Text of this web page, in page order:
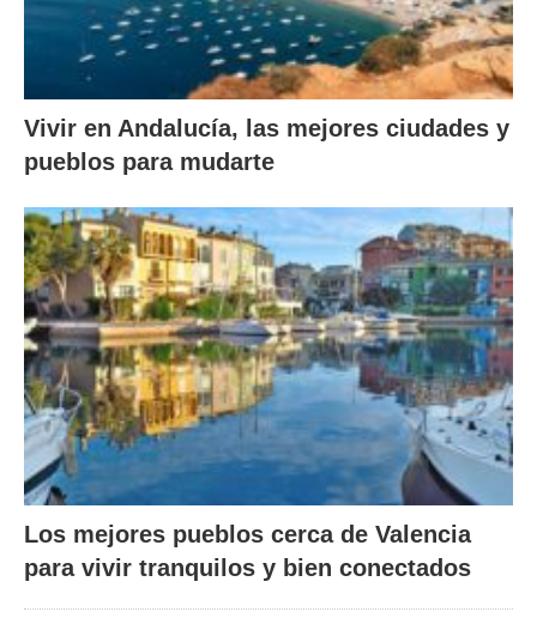
Vivir en Andalucía, las mejores ciudades y
pueblos para mudarte
Los mejores pueblos cerca de Valencia
para vivir tranquilos y bien conectados